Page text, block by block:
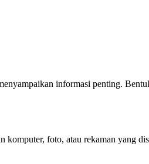
informasi penting.
foto, atau rekaman yang